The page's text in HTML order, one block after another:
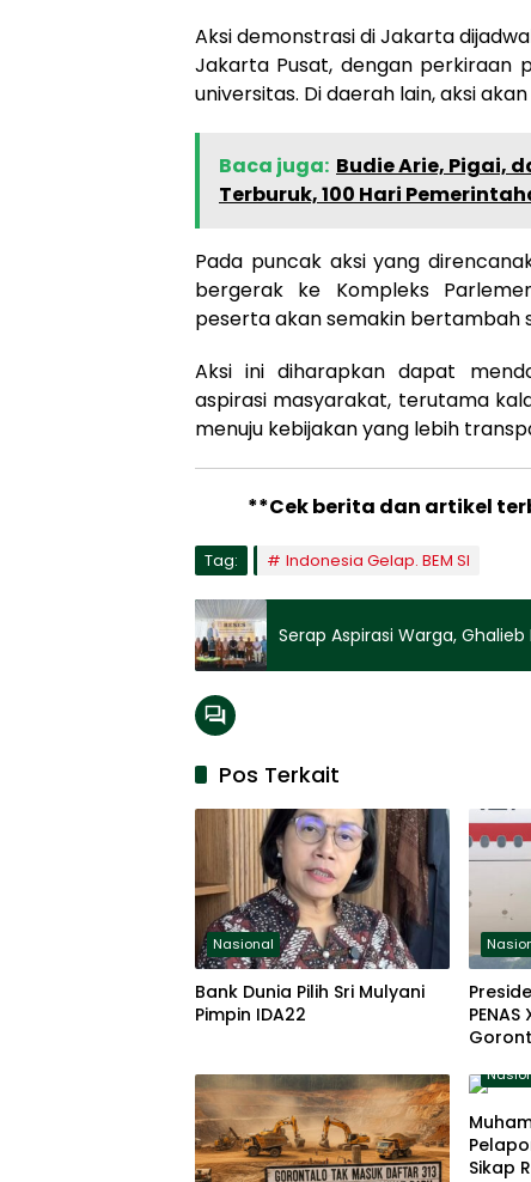
Aksi demonstrasi di Jakarta
Jakarta Pusat, dengan perkiraan
universitas. Di daerah lain, aksi
Baca juga: Budie Arie, Pigai,
Terburuk, 100 Hari
Pada puncak aksi yang
bergerak ke Kompleks
peserta akan semakin bertambah
Aksi ini diharapkan dapat
aspirasi masyarakat, terutama
menuju kebijakan yang lebih
**Cek berita dan artikel
Tag: Indonesia Gelap. BEM SI
Serap Aspirasi Warga, Ghalieb
Pos Terkait
Nasional
Bank Dunia Pilih Sri Mulyani
Pimpin IDA22
Sikap